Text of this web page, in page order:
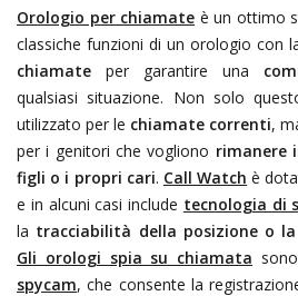
Orologio per chiamate è un ottimo
classiche funzioni di un orologio con
chiamate per garantire una
qualsiasi situazione. Non solo
utilizzato per le chiamate correnti,
per i genitori che vogliono rimanere
figli o i propri cari. Call Watch è
e in alcuni casi include tecnologia di
la tracciabilità della posizione o
Gli orologi spia su chiamata
spycam, che consente la